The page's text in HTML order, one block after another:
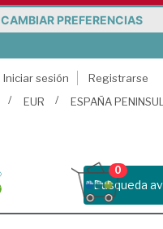
CAMBIAR PREFERENCIAS
Iniciar sesión
Registrarse
EUR ESPAÑA
Busqueda
0